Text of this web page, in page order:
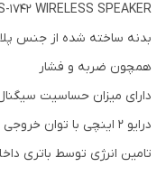
WIRELESS SPEAKER
بدنه ساخته شده از جنس
همچون ضربه و فشار
درایو 2 اینچی با توان خروجی 10 وات (2×5W)
تامین انرژی توسط باتری داخلی با ظرفیت